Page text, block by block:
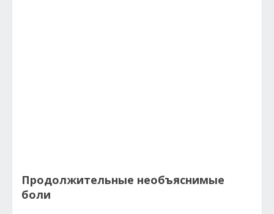
Продолжительные необъяснимые
боли